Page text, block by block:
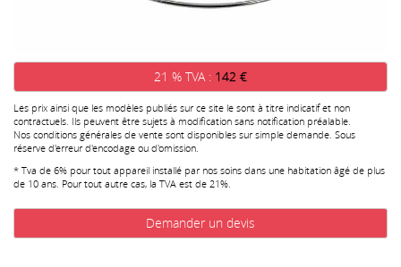
21 % TVA : 142 €
Les prix ainsi que les modèles publiés sur ce site le sont à titre indicatif et non
contractuels. Ils peuvent être sujets à modification sans notification préalable.
Nos conditions générales de vente sont disponibles sur simple demande. Sous
réserve d'erreur d'encodage ou d'omission.
* Tva de 6% pour tout appareil installé par nos soins dans une habitation âgé de plus
de 10 ans. Pour tout autre cas, la TVA est de 21%.
Demander un devis